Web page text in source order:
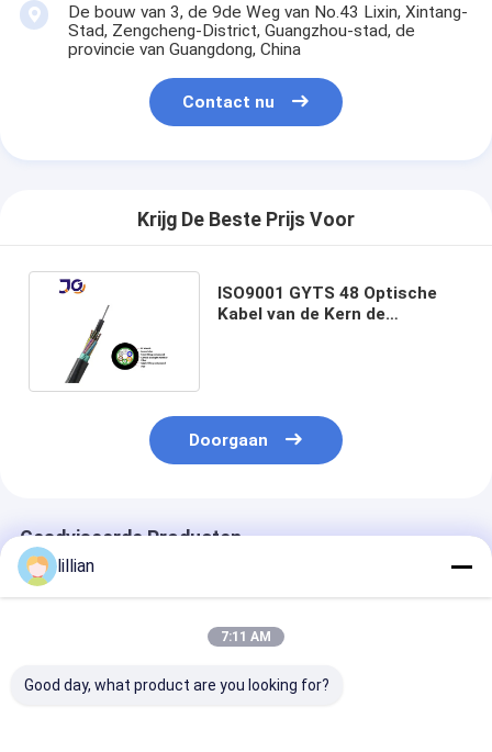
De bouw van 3, de 9de Weg van No.43 Lixin, Xintang-
Stad, Zengcheng-District, Guangzhou-stad, de
provincie van Guangdong, China
Contact nu
Krijg De Beste Prijs Voor
ISO9001 GYTS 48 Optische
Kabel van de Kern de
Doorgaan
Geadviseerde Producten
lillian
7:11 AM
Good day, what product are you looking for?